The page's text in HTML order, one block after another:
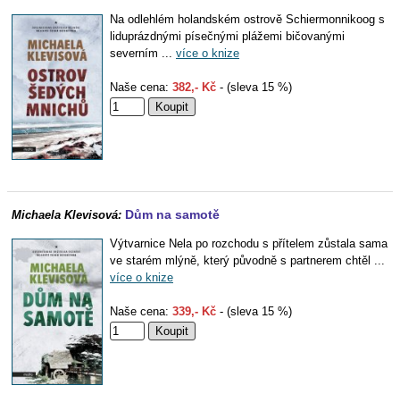
Na odlehlém holandském ostrově Schiermonnikoog s
liduprázdnými písečnými plážemi bičovanými
severním ... více o knize
Naše cena: 382,- Kč - (sleva 15 %)
Michaela Klevisová: Dům na samotě
Výtvarnice Nela po rozchodu s přítelem zůstala sama
ve starém mlýně, který původně s partnerem chtěl ...
více o knize
Naše cena: 339,- Kč - (sleva 15 %)